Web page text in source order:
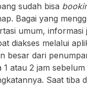
sudah bisa
Bagai yang
umum, informasi
diakses melalui
besar dari
1 atau 2 jam
Saat tiba